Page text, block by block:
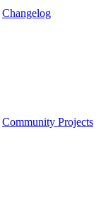
Changelog
Community Projects